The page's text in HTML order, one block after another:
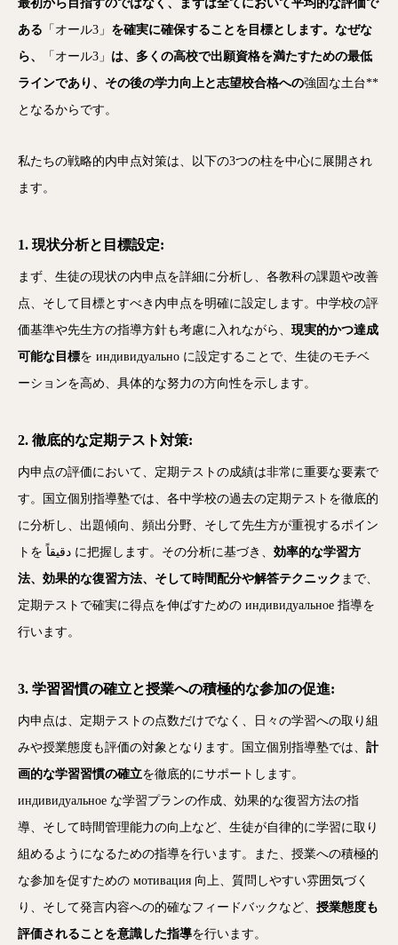
最初から目指すのではなく、まずは全てにおいて平均的な評価で
ある 「オール3」 を確実に確保することを目標とします。なぜな
ら、
「オール3」 は、多くの高校で出願資格を満たすための最低
ラインであり、その後の学力向上と志望校合格への強固な土台**
となるからです。
私たちの戦略的内申点対策は、以下の3つの柱を中心に展開され
ます。
1. 現状分析と目標設定:
まず、生徒の現状の内申点を詳細に分析し、各教科の課題や改善
点、そして目標とすべき内申点を明確に設定します。中学校の評
価基準や先生方の指導方針も考慮に入れながら、 現実的かつ達成
可能な目標を индивидуально に設定することで、生徒のモチベ
ーションを高め、具体的な努力の方向性を示します。
2. 徹底的な定期テスト対策:
内申点の評価において、定期テストの成績は非常に重要な要素で
す。国立個別指導塾では、各中学校の過去の定期テストを徹底的
に分析し、出題傾向、頻出分野、そして先生方が重視するポイン
トを دقیقاً に把握します。その分析に基づき、 効率的な学習方
法、効果的な復習方法、そして時間配分や解答テクニック まで、
定期テストで確実に得点を伸ばすための индивидуальное 指導を
行います。
3. 学習習慣の確立と授業への積極的な参加の促進:
内申点は、定期テストの点数だけでなく、日々の学習への取り組
みや授業態度も評価の対象となります。国立個別指導塾では、 計
画的な学習習慣の確立を徹底的にサポートします。
индивидуальное な学習プランの作成、効果的な復習方法の指
導、そして時間管理能力の向上など、生徒が自律的に学習に取り
組めるようになるための指導を行います。また、授業への積極的
な参加を促すための мотивация 向上、質問しやすい雰囲気づく
り、そして発言内容への的確なフィードバックなど、 授業態度も
評価されることを意識した指導を行います。